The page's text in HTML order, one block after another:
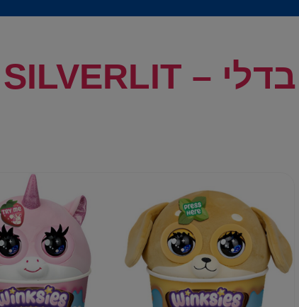
חיית מחמד אינטראקטיבית בדלי – SILVERLIT